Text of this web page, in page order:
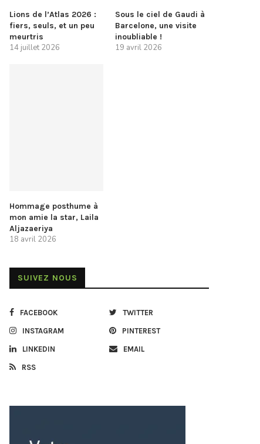
Lions de l’Atlas 2026 :
fiers, seuls, et un peu
meurtris
14 juillet 2026
Sous le ciel de Gaudi à
Barcelone, une visite
inoubliable !
19 avril 2026
Hommage posthume à
mon amie la star, Laila
Aljazaeriya
18 avril 2026
SUIVEZ NOUS
FACEBOOK TWITTER
INSTAGRAM PINTEREST
LINKEDIN EMAIL
RSS